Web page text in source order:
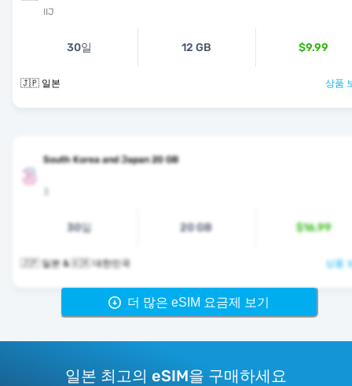
IIJ
30일 12 GB $9.99
🇯🇵 일본 상품
South Korea and Japan 20 GB
30일 20 GB $16.99
🇯🇵 일본 & 🇰🇷 대한민국 상품
더 많은 eSIM 요금제 보기
일본 최고의 eSIM을 구매하세요